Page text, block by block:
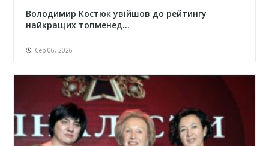
Володимир Костюк увійшов до рейтингу
найкращих топменед...
Сер 06, 2026